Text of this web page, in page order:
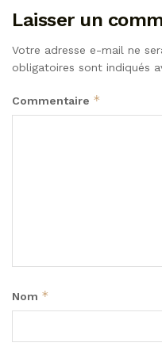
Laisser un
Votre adresse e-mail ne
obligatoires sont indiqués
Commentaire *
Nom *